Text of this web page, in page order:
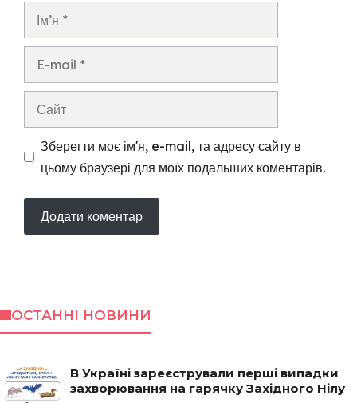
Зберегти моє ім'я, e-mail, та адресу сайту в
цьому браузері для моїх подальших коментарів.
ОСТАННІ НОВИНИ
В Україні зареєстрували перші випадки
захворювання на гарячку Західного Нілу